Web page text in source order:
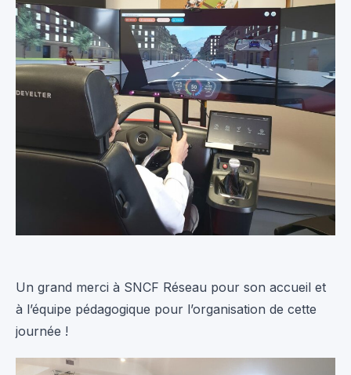
Un grand merci à SNCF Réseau pour son accueil et
à l’équipe pédagogique pour l’organisation de cette
journée !